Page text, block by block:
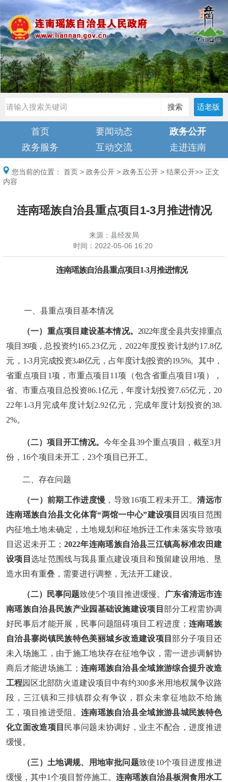
搜索 适老版
首页 要闻动态
政务公开
政务服务
互动交流 走进连南
您当前的位置： 首页 > 政务公开 > 政务五公开 > 结果公开>> 正文
内容
连南瑶族自治县重点项目1-3月推进情况
来源：县经发局
时间： 2022-05-06 16:20
连南瑶族自治县重点项目 1-3月推进情况
一、县重点项目基本情况
（一）重点项目建设基本情况。 2022年度全县共安排重点
项目39项， 总投资约165.23亿元， 2022年度投资计划约17.8亿
元 ， 1-3月完成投资3.48亿元， 占年度计划投资的19.5%。 其中，
省重点项目1项，市重点项目11项（包含省重点项目1项），
省、市重点项目总投资86.1亿元，年度计划投资7.65亿元，20
22年1-3月完成年度计划2.92亿元，完成年度计划投资的38.
2%。
（二）项目开工情况。 今年全县39个重点项目，截至3月
份，16个项目未开工，23个项目已开工。
二、 存在问题
（一）前期工作进度慢 ，导致16项工程未开工。清远市
连南瑶族自治县文化体育“两馆一中心”建设项目 因项目范围
内征地土地未确定，土地规划和征地拆迁工作未落实导致项
目迟迟未开工；2022年连南瑶族自治县三江镇高标准农田建
设项目 选址范围线与我县重点建设项目和预留建设用地、垦
造水田有重叠，需要进行调整，无法开工建设。
（二）民事问题致使5个项目推进缓慢。
广东省清远市连
南瑶族自治县民族产业园基础设施建设项目部分工程需协调
好民事后才能开展， 民事问题阻碍项目工程进度； 连南瑶族
自治县寨岗镇民族特色美丽城乡改造建设项目部分子项目还
未入场施工，由于施工地块存在征地争议，需一进步调解协
商后才能进场施工； 连南瑶族自治县全域旅游综合提升改造
工程园区北部防火道建设项目中有约300多米用地权属争议路
段，三江镇和三排镇群众有争议，群众未拿征地款不给施
工，项目推进受阻。 连南瑶族自治县全域旅游县城民族特色
化立面改造项目 民事问题未协调好，业主不配合，进度推进
缓慢。
（三）土地调规、用地审批问题致使10个项目进度推进
缓慢，其中1个项目暂停施工。 连南瑶族自治县板洞食用水工